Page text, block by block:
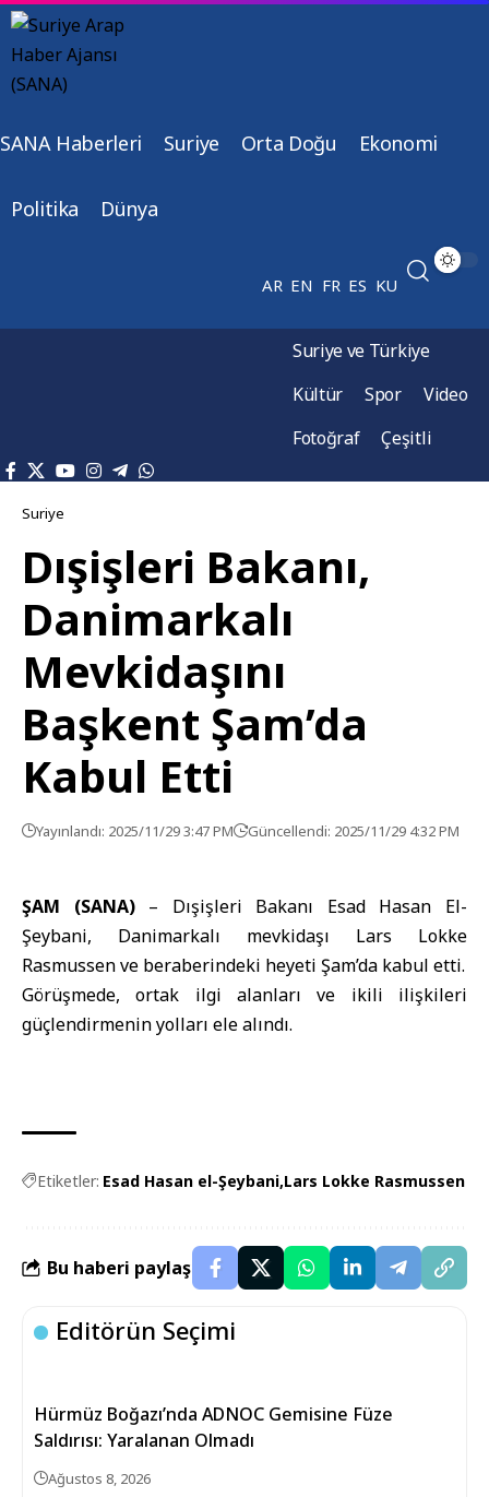
SANA Haberleri Suriye Orta Doğu Ekonomi
Politika Dünya
AR EN FR ES KU
Suriye ve Türkiye
Kültür
Spor
Video
Fotoğraf
Çeşitli
Suriye
Dışişleri Bakanı,
Danimarkalı
Mevkidaşını
Başkent Şam’da
Kabul Etti
Yayınlandı: 2025/11/29 3:47 PM Güncellendi: 2025/11/29 4:32 PM
ŞAM (SANA)– Dışişleri Bakanı Esad Hasan El-
Şeybani, Danimarkalı mevkidaşı Lars Lokke
Rasmussenve beraberindeki heyeti Şam’da kabul etti.
Görüşmede, ortak ilgi alanları ve ikili ilişkileri
güçlendirmenin yolları ele alındı.
Etiketler: Esad Hasan el-Şeybani Lars Lokke Rasmussen
Bu haberi paylaş
Editörün Seçimi
Hürmüz Boğazı’nda ADNOC Gemisine Füze
Saldırısı: Yaralanan Olmadı
Ağustos 8, 2026